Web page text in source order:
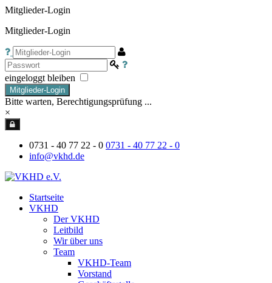
Mitglieder-Login
Mitglieder-Login
eingeloggt bleiben
Mitglieder-Login
Bitte warten, Berechtigungsprüfung ...
×
0731 - 40 77 22 - 0 0731 - 40 77 22 - 0
info@vkhd.de
Startseite
VKHD
Der VKHD
Leitbild
Wir über uns
Team
VKHD-Team
Vorstand